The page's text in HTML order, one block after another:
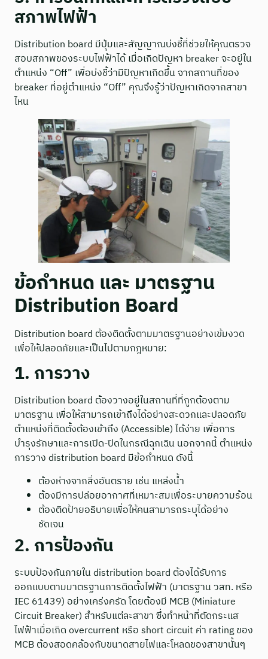
สภาพไฟฟ้า
Distribution board มีปุ่มและสัญญาณบ่งชี้ที่ช่วยให้คุณตรวจ
สอบสภาพของระบบไฟฟ้าได้ เมื่อเกิดปัญหา breaker จะอยู่ใน
ตำแหน่ง “Off” เพื่อบ่งชี้ว่ามีปัญหาเกิดขึ้น จากสถานที่ของ
breaker ที่อยู่ตำแหน่ง “Off” คุณจึงรู้ว่าปัญหาเกิดจากสาขา
ไหน
ข้อกำหนด และ มาตรฐาน
Distribution Board
Distribution board ต้องติดตั้งตามมาตรฐานอย่างเข้มงวด
เพื่อให้ปลอดภัยและเป็นไปตามกฎหมาย:
1. การวาง
Distribution board ต้องวางอยู่ในสถานที่ที่ถูกต้องตาม
มาตรฐาน เพื่อให้สามารถเข้าถึงได้อย่างสะดวกและปลอดภัย
ตำแหน่งที่ติดตั้งต้องเข้าถึง (Accessible) ได้ง่าย เพื่อการ
บำรุงรักษาและการเปิด-ปิดในกรณีฉุกเฉิน นอกจากนี้ ตำแหน่ง
การวาง distribution board มีข้อกำหนด ดังนี้
ต้องห่างจากสิ่งอันตราย เช่น แหล่งน้ำ
ต้องมีการปล่อยอากาศที่เหมาะสมเพื่อระบายความร้อน
ต้องติดป้ายอธิบายเพื่อให้คนสามารถระบุได้อย่าง
ชัดเจน
2. การป้องกัน
ระบบป้องกันภายใน distribution board ต้องได้รับการ
ออกแบบตามมาตรฐานการติดตั้งไฟฟ้า (มาตรฐาน วสท. หรือ
IEC 61439) อย่างเคร่งครัด โดยต้องมี MCB (Miniature
Circuit Breaker) สำหรับแต่ละสาขา ซึ่งทำหน้าที่ตัดกระแส
ไฟฟ้าเมื่อเกิด overcurrent หรือ short circuit ค่า rating ของ
MCB ต้องสอดคล้องกับขนาดสายไฟและโหลดของสาขานั้นๆ